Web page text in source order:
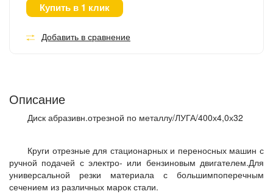
Купить в 1 клик
Добавить в сравнение
Описание
Диск абразивн.отрезной по металлу/ЛУГА/400х4,0х32
Круги отрезные для стационарных и переносных машин с
ручной подачей с электро- или бензиновым двигателем.Для
универсальной резки материала с большимпоперечным
сечением из различных марок стали.